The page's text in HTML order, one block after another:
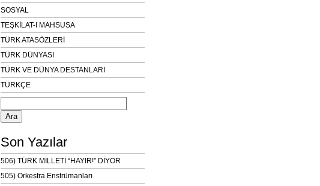
SOSYAL
TEŞKİLAT-I MAHSUSA
TÜRK ATASÖZLERİ
TÜRK DÜNYASI
TÜRK VE DÜNYA DESTANLARI
TÜRKÇE
Arama:
Son Yazılar
506) TÜRK MİLLETİ “HAYIR!” DİYOR
505) Orkestra Enstrümanları